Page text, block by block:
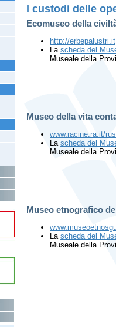
I custodi delle
Ecomuseo della
http://erbepalustri.it
La scheda del
Museale della
Museo della vita
www.racine.ra.it/
La scheda del
Museale della
Museo etnografico
La scheda del
Museale della